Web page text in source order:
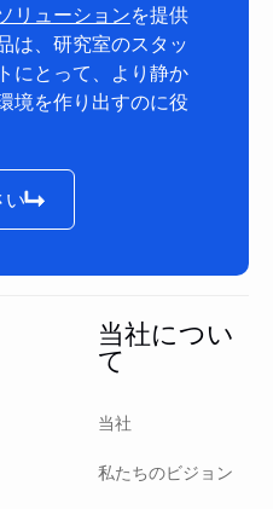
リューションを提供
は、研究室のスタッ
にとって、より静か
境を作り出すのに役
わせください
い
当社につい
て
当社
私たちのビジョン